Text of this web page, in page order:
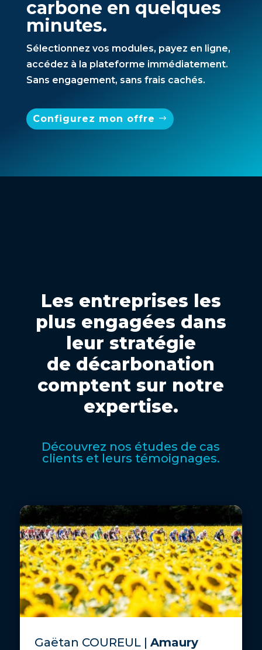
carbone en quelques
minutes.
Sélectionnez vos modules, payez en ligne,
accédez à la plateforme immédiatement.
Sans engagement, sans frais cachés.
Configurez mon offre
Les entreprises les
plus engagées dans
leur stratégie
de décarbonation
comptent sur notre
expertise.
Découvrez nos études de cas
clients et leurs témoignages.
Gaëtan COUREUL | Amaury